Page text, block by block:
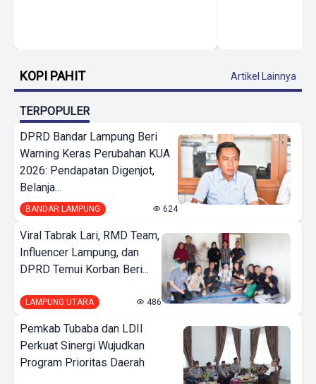
KOPI PAHIT Artikel Lainnya
TERPOPULER
DPRD Bandar Lampung Beri
Warning Keras Perubahan KUA
2026: Pendapatan Digenjot,
Belanja...
BANDAR LAMPUNG 624
Viral Tabrak Lari, RMD Team,
Influencer Lampung, dan
DPRD Temui Korban Beri...
LAMPUNG UTARA 486
Pemkab Tubaba dan LDII
Perkuat Sinergi Wujudkan
Program Prioritas Daerah